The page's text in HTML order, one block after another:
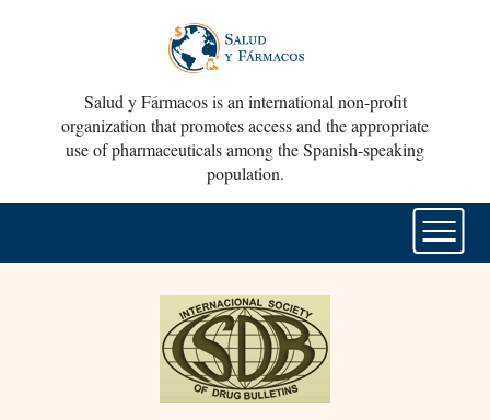
Salud y Fármacos is an international non-profit
organization that promotes access and the appropriate
use of pharmaceuticals among the Spanish-speaking
population.